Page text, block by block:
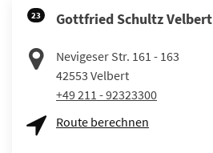
23 Gottfried Schultz Velbert
Nevigeser Str. 161 - 163
42553 Velbert
+49 211 - 92323300
Route berechnen